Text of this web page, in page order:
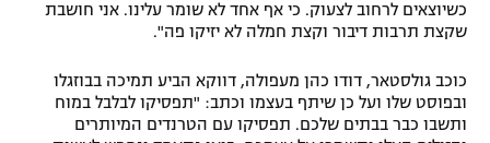
כשיוצאים לרחוב לצעוק. כי אף אחד לא שומר עלינו. אני חושבת
שקצת תרבות דיבור וקצת חמלה לא יזיקו פה".
כוכב גולסטאר, דודו כהן מעפולה, דווקא הביע תמיכה בבוזגלו
ובפוסט שלו ועל כן שיתף בעצמו וכתב: "תפסיקו לבלבל במוח
ותשבו כבר בבתים שלכם. תפסיקו עם הטרנדים המיותרים